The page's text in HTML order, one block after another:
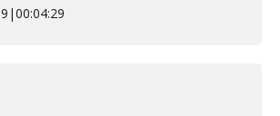
|00:04:29